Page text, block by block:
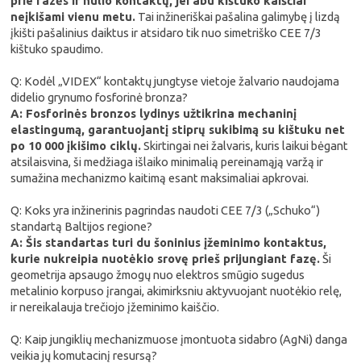
neįkišami vienu metu. Tai inžineriškai pašalina galimybę į lizdą
įkišti pašalinius daiktus ir atsidaro tik nuo simetriško CEE 7/3
kištuko spaudimo.
Q: Kodėl „VIDEX“ kontaktų jungtyse vietoje žalvario naudojama
didelio grynumo fosforinė bronza?
A: Fosforinės bronzos lydinys užtikrina mechaninį
elastingumą, garantuojantį stiprų sukibimą su kištuku net
po 10 000 įkišimo ciklų.Skirtingai nei žalvaris, kuris laikui bėgant
atsilaisvina, ši medžiaga išlaiko minimalią pereinamąją varžą ir
sumažina mechanizmo kaitimą esant maksimaliai apkrovai.
Q: Koks yra inžinerinis pagrindas naudoti CEE 7/3 („Schuko“)
standartą Baltijos regione?
A: Šis standartas turi du šoninius įžeminimo kontaktus,
kurie nukreipia nuotėkio srovę prieš prijungiant fazę.Ši
geometrija apsaugo žmogų nuo elektros smūgio sugedus
metalinio korpuso įrangai, akimirksniu aktyvuojant nuotėkio relę,
ir nereikalauja trečiojo įžeminimo kaiščio.
Q: Kaip jungiklių mechanizmuose įmontuota sidabro (AgNi) danga
veikia jų komutacinį resursą?